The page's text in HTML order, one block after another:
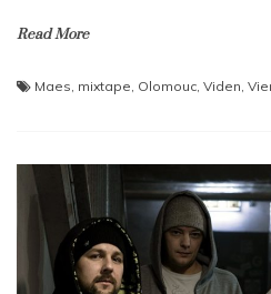
Read More
Maes, mixtape, Olomouc, Viden,